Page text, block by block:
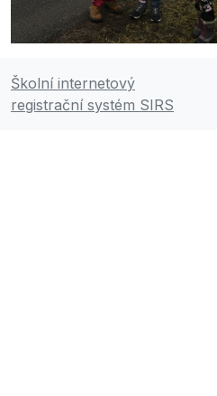
Školní internetový
registrační systém SIRS